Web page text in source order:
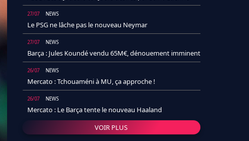
27/07 NEWS
Le PSG ne lâche pas le nouveau Neymar
27/07 NEWS
Barça : Jules Koundé vendu 65M€, dénouement imminent
26/07 NEWS
Mercato : Tchouaméni à MU, ça approche !
26/07 NEWS
Mercato : Le Barça tente le nouveau Haaland
VOIR PLUS